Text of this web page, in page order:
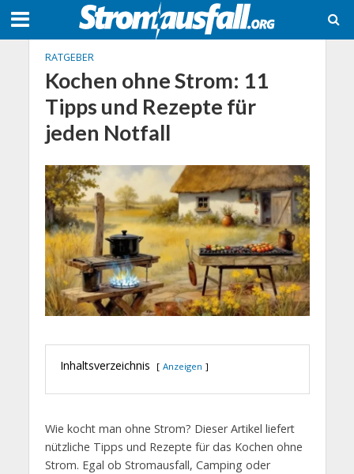
RATGEBER
Kochen ohne Strom: 11
Tipps und Rezepte für
jeden Notfall
Inhaltsverzeichnis Anzeigen
Wie kocht man ohne Strom? Dieser Artikel liefert
nützliche Tipps und Rezepte für das Kochen ohne
Strom. Egal ob Stromausfall, Camping oder